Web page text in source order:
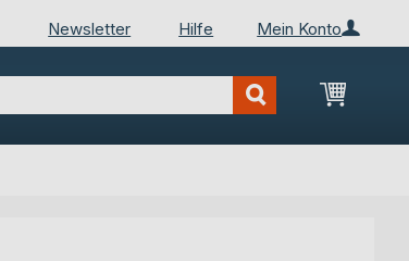
Mein Konto
Newsletter Hilfe
Mein